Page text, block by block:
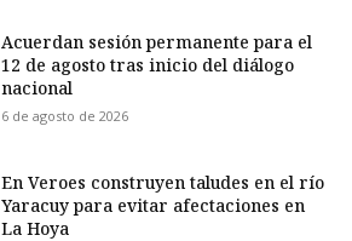
Acuerdan sesión permanente para el
12 de agosto tras inicio del diálogo
nacional
6 de agosto de 2026
En Veroes construyen taludes en el río
Yaracuy para evitar afectaciones en
La Hoya